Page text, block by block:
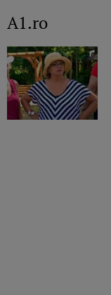
A1.ro